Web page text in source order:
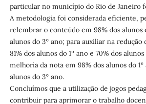
particular no município do Rio de Janeiro
A metodologia foi considerada eficiente,
relembrar o conteúdo em 98% dos alunos
alunos do 3º ano; para auxiliar na redução
81% dos alunos do 1º ano e 70% dos
melhoria da nota em 98% dos alunos do
alunos do 3º ano.
Concluímos que a utilização de jogos
contribuir para aprimorar o trabalho